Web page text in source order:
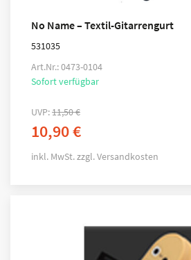
No Name – Textil-Gitarrengurt
531035
Art.Nr.: 0473-0104
Sofort verfügbar
UVP:11,50€
10,90€
inkl. MwSt.zzgl.Versandkosten